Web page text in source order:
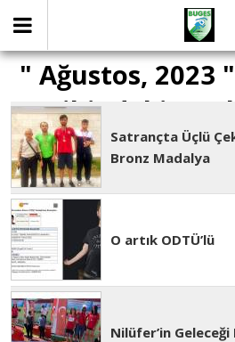
" Ağustos, 2023 "
Tarihindeki
Satrançta Üçlü
Bronz Madalya
O artık ODTÜ’lü
Nilüfer’in Geleceği